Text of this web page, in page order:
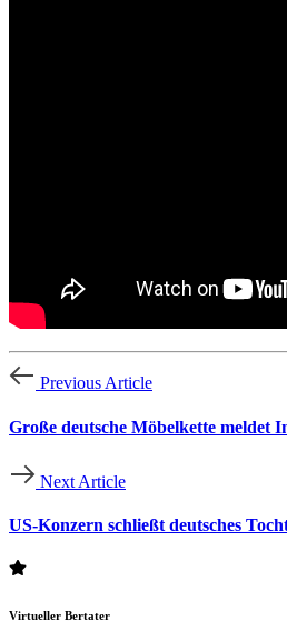
Previous Article
Große deutsche Möbelkette meldet
Next Article
US-Konzern schließt deutsches
Virtueller Bertater